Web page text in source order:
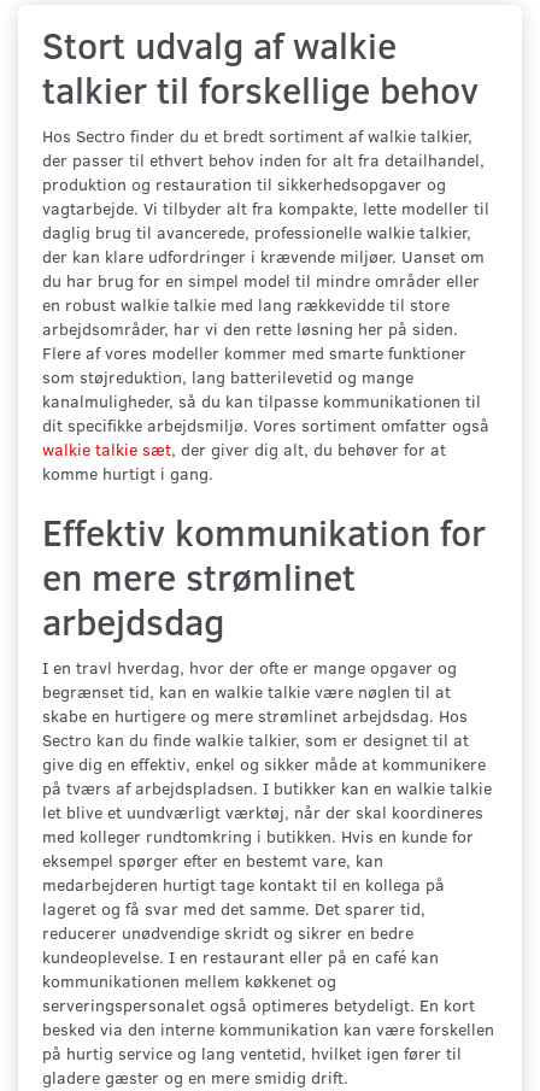
Stort udvalg af walkie
talkier til forskellige behov
Hos Sectro finder du et bredt sortiment af walkie talkier,
der passer til ethvert behov inden for alt fra detailhandel,
produktion og restauration til sikkerhedsopgaver og
vagtarbejde. Vi tilbyder alt fra kompakte, lette modeller til
daglig brug til avancerede, professionelle walkie talkier,
der kan klare udfordringer i krævende miljøer. Uanset om
du har brug for en simpel model til mindre områder eller
en robust walkie talkie med lang rækkevidde til store
arbejdsområder, har vi den rette løsning her på siden.
Flere af vores modeller kommer med smarte funktioner
som støjreduktion, lang batterilevetid og mange
kanalmuligheder, så du kan tilpasse kommunikationen til
dit specifikke arbejdsmiljø. Vores sortiment omfatter også
walkie talkie sæt, der giver dig alt, du behøver for at
komme hurtigt i gang.
Effektiv kommunikation for
en mere strømlinet
arbejdsdag
I en travl hverdag, hvor der ofte er mange opgaver og
begrænset tid, kan en walkie talkie være nøglen til at
skabe en hurtigere og mere strømlinet arbejdsdag. Hos
Sectro kan du finde walkie talkier, som er designet til at
give dig en effektiv, enkel og sikker måde at kommunikere
på tværs af arbejdspladsen. I butikker kan en walkie talkie
let blive et uundværligt værktøj, når der skal koordineres
med kolleger rundtomkring i butikken. Hvis en kunde for
eksempel spørger efter en bestemt vare, kan
medarbejderen hurtigt tage kontakt til en kollega på
lageret og få svar med det samme. Det sparer tid,
reducerer unødvendige skridt og sikrer en bedre
kundeoplevelse. I en restaurant eller på en café kan
kommunikationen mellem køkkenet og
serveringspersonalet også optimeres betydeligt. En kort
besked via den interne kommunikation kan være forskellen
på hurtig service og lang ventetid, hvilket igen fører til
gladere gæster og en mere smidig drift.